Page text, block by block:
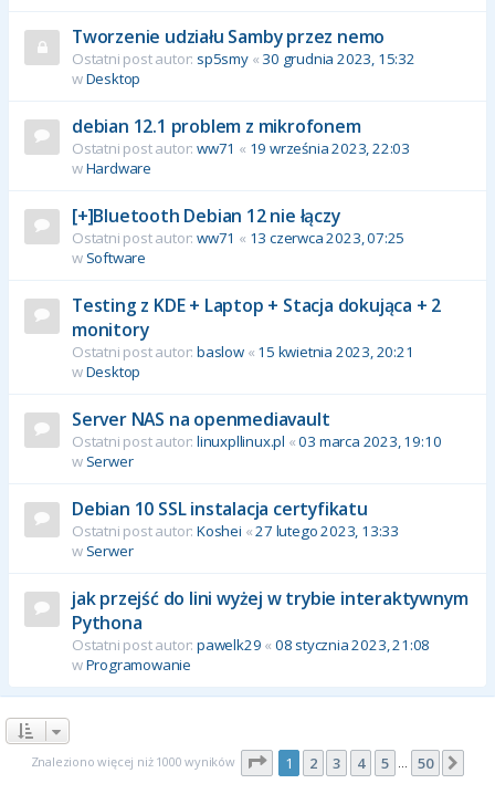
Tworzenie udziału Samby przez nemo
Ostatni post autor: sp5smy« 30 grudnia 2023, 15:32
wDesktop
debian 12.1 problem z mikrofonem
Ostatni post autor: ww71 « 19 września 2023, 22:03
wHardware
[+]Bluetooth Debian 12 nie łączy
Ostatni post autor: ww71 « 13 czerwca 2023, 07:25
w Software
Testing z KDE + Laptop + Stacja dokująca + 2
monitory
Ostatni post autor: baslow« 15 kwietnia 2023, 20:21
wDesktop
Server NAS na openmediavault
Ostatni post autor: linuxpllinux.pl «03 marca 2023, 19:10
w Serwer
Debian 10 SSL instalacja certyfikatu
Ostatni post autor: Koshei «27 lutego 2023, 13:33
w Serwer
jak przejść do lini wyżej w trybie interaktywnym
Pythona
Ostatni post autor: pawelk29 « 08 stycznia 2023, 21:08
wProgramowanie
Znaleziono więcej niż 1000 wyników Strona z50
1 2 3 4 5 … 50